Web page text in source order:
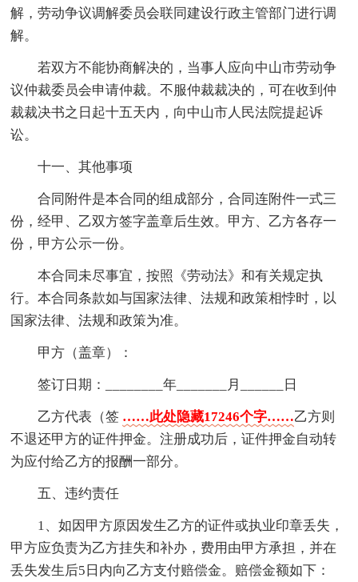
解，劳动争议调解委员会联同建设行政主管部门进行调
解。
若双方不能协商解决的，当事人应向中山市劳动争
议仲裁委员会申请仲裁。不服仲裁裁决的，可在收到仲
裁裁决书之日起十五天内，向中山市人民法院提起诉
讼。
十一、其他事项
合同附件是本合同的组成部分，合同连附件一式三
份，经甲、乙双方签字盖章后生效。甲方、乙方各存一
份，甲方公示一份。
本合同未尽事宜，按照《劳动法》和有关规定执
行。本合同条款如与国家法律、法规和政策相悖时，以
国家法律、法规和政策为准。
甲方（盖章）：
签订日期：________年_______月______日
乙方代表（签 ……此处隐藏17246个字……乙方则
不退还甲方的证件押金。注册成功后，证件押金自动转
为应付给乙方的报酬一部分。
五、违约责任
1、如因甲方原因发生乙方的证件或执业印章丢失，
甲方应负责为乙方挂失和补办，费用由甲方承担，并在
丢失发生后5日内向乙方支付赔偿金。赔偿金额如下：